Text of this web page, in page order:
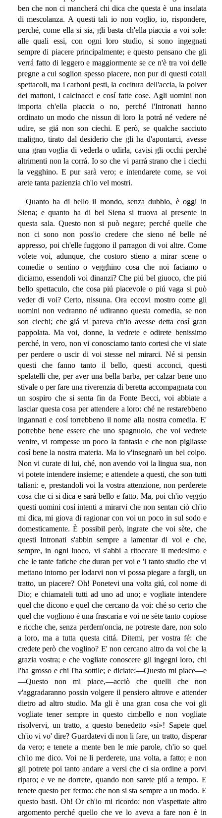
ben che non ci mancherá chi dica che questa è una insalata
di mescolanza. A questi tali io non voglio, io, rispondere,
perché, come ella si sia, gli basta ch'ella piaccia a voi sole:
alle quali essi, con ogni loro studio, si sono ingegnati
sempre di piacere principalmente; e questo pensano che gli
verrá fatto di leggero e maggiormente se ce n'è tra voi delle
pregne a cui soglion spesso piacere, non pur di questi cotali
spettacoli, ma i carboni pesti, la cocitura dell'accia, la polver
dei mattoni, i calcinacci e cosí fatte cose. Agli uomini non
importa ch'ella piaccia o no, perché l'Intronati hanno
ordinato un modo che nissun di loro la potrá né vedere né
udire, se giá non son ciechi. E però, se qualche sacciuto
maligno, tirato dal desiderio che gli ha d'apontarci, avesse
una gran voglia di vederla o udirla, cavisi gli occhi perché
altrimenti non la corrá. Io so che vi parrá strano che i ciechi
la vegghino. E pur sarà vero; e intendarete come, se voi
arete tanta pazienzia ch'io vel mostri.
Quanto ha di bello il mondo, senza dubbio, è oggi in
Siena; e quanto ha di bel Siena si truova al presente in
questa sala. Questo non si può negare; perché quelle che
non ci sono non poss'io credere che sieno né belle né
appresso, poi ch'elle fuggono il parragon di voi altre. Come
volete voi, adunque, che costoro stieno a mirar scene o
comedie o sentino o vegghino cosa che noi faciamo o
diciamo, essendoli voi dinanzi? Che piú bel giuoco, che piú
bello spettaculo, che cosa piú piacevole o piú vaga si può
veder di voi? Certo, nissuna. Ora eccovi mostro come gli
uomini non vedranno né udiranno questa comedia, se non
son ciechi; che giá vi pareva ch'io avesse detta cosí gran
pappolata. Ma voi, donne, la vedrete e odirete benissimo
perché, in vero, non vi conosciamo tanto cortesi che vi siate
per perdere o uscir di voi stesse nel mirarci. Né si pensin
questi che fanno tanto il bello, questi acconci, questi
spelatelli che, per aver una bella barba, per calzar bene uno
stivale o per fare una riverenzia di beretta accompagnata con
un sospiro che si senta fin da Fonte Becci, voi abbiate a
lasciar questa cosa per attendere a loro: ché ne restarebbeno
ingannati e cosí torrebbeno il nome alla nostra comedia. E'
potrebbe bene essere che uno spagnuolo, che voi vedrete
venire, vi rompesse un poco la fantasia e che non pigliasse
cosí bene la nostra materia. Ma io v'insegnarò un bel colpo.
Non vi curate di lui, ché, non avendo voi la lingua sua, non
vi potete intendere insieme; e attendete a questi, che son tutti
taliani: e, prestandoli voi la vostra attenzione, non perderete
cosa che ci si dica e sará bello e fatto. Ma, poi ch'io veggio
questi uomini cosí intenti a mirarvi che non sentan ciò ch'io
mi dica, mi giova di ragionar con voi un poco in sul sodo e
domesticamente. È possibil però, ingrate che voi sète, che
questi Intronati s'abbin sempre a lamentar di voi e che,
sempre, in ogni luoco, vi s'abbi a ritoccare il medesimo e
che le tante fatiche che duran per voi e 'l tanto studio che vi
mettano intorno per lodarvi non vi possa piegare a fargli, un
tratto, un piacere? Oh! Ponetevi una volta giú, col nome di
Dio; e chiamateli tutti ad uno ad uno; e vogliate intendere
quel che dicono e quel che cercano da voi: ché so certo che
quel che vogliono è una frascaria e voi ne sète tanto copiose
e ricche che, senza perdern'oncia, ne potreste dare, non solo
a loro, ma a tutta questa cittá. Ditemi, per vostra fé: che
credete però che voglino? E' non cercano altro da voi che la
grazia vostra; e che vogliate conoscere gli ingegni loro, chi
l'ha grosso e chi l'ha sottile; e diciate:—Questo mi piace—e
—Questo non mi piace,—acciò che quelli che non
v'aggradaranno possin volgere il pensiero altrove e attender
dietro ad altro studio. Ma gli è una gran cosa che voi gli
vogliate tener sempre in questo cimbello e non vogliate
risolvervi, un tratto, a questo benedetto «sí»! Sapete quel
ch'io vi vo' dire? Guardatevi di non li fare, un tratto, disperar
da vero; e tenete a mente ben le mie parole, ch'io so quel
ch'io me dico. Voi ne li perderete, una volta, a fatto; e non
gli potrete poi tanto andare a versi che ci sia ordine a porvi
riparo; e ve ne dorrete, quando non sarete piú a tempo. E
tenete questo per fermo: che non si sta sempre a un modo. E
questo basti. Oh! Or ch'io mi ricordo: non v'aspettate altro
argomento perché quello che ve lo aveva a fare non è in